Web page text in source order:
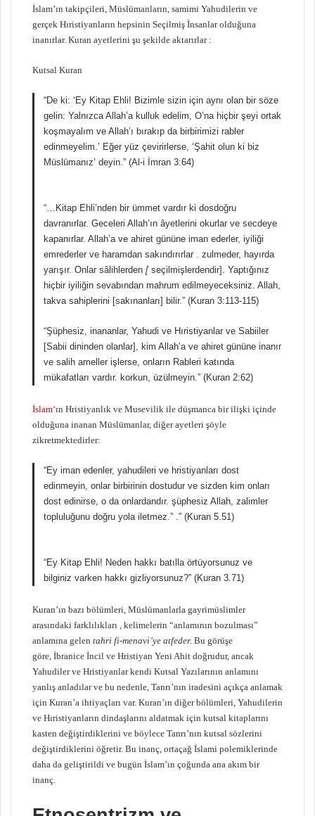
İslam’ın takipçileri, Müslümanların, samimi Yahudilerin ve
gerçek Hıristiyanların hepsinin Seçilmiş İnsanlar olduğuna
inanırlar. Kuran ayetlerini şu şekilde aktarırlar :
Kutsal Kuran
“De ki: ‘Ey Kitap Ehli! Bizimle sizin için aynı olan bir söze
gelin: Yalnızca Allah’a kulluk edelim, O’na hiçbir şeyi ortak
koşmayalım ve Allah’ı bırakıp da birbirimizi rabler
edinmeyelim.’ Eğer yüz çevirirlerse, ‘Şahit olun ki biz
Müslümanız’ deyin.” (Al-i İmran 3:64)
“…Kitap Ehli’nden bir ümmet vardır ki dosdoğru
davranırlar. Geceleri Allah’ın âyetlerini okurlar ve secdeye
kapanırlar. Allah’a ve ahiret gününe iman ederler, iyiliği
emrederler ve haramdan sakındırırlar . zulmeder, hayırda
yarışır. Onlar sâlihlerden[seçilmişlerdendir]. Yaptığınız
hiçbir iyiliğin sevabından mahrum edilmeyeceksiniz. Allah,
takva sahiplerini [sakınanları] bilir.” (Kuran 3:113-115)
“Şüphesiz, inananlar, Yahudi ve Hıristiyanlar ve Sabiiler
[Sabii dininden olanlar], kim Allah’a ve ahiret gününe inanır
ve salih ameller işlerse, onların Rableri katında
mükafatları vardır. korkun, üzülmeyin.” (Kuran 2:62)
İslam‘ın Hristiyanlık ve Musevilik ile düşmanca bir ilişki içinde
olduğuna inanan Müslümanlar, diğer ayetleri şöyle
zikretmektedirler:
“Ey iman edenler, yahudileri ve hristiyanları dost
edinmeyin, onlar birbirinin dostudur ve sizden kim onları
dost edinirse, o da onlardandır. şüphesiz Allah, zalimler
topluluğunu doğru yola iletmez.” .” (Kuran 5.51)
“Ey Kitap Ehli! Neden hakkı batılla örtüyorsunuz ve
bilginiz varken hakkı gizliyorsunuz?” (Kuran 3.71)
Kuran’ın bazı bölümleri, Müslümanlarla gayrimüslimler
arasındaki farklılıkları , kelimelerin “anlamının bozulması”
anlamına gelen tahri fi-menavi’ye atfeder. Bu görüşe
göre, İbranice İncil ve Hristiyan Yeni Ahit doğrudur, ancak
Yahudiler ve Hristiyanlar kendi Kutsal Yazılarının anlamını
yanlış anladılar ve bu nedenle, Tanrı’nın iradesini açıkça anlamak
için Kuran’a ihtiyaçları var. Kuran’ın diğer bölümleri, Yahudilerin
ve Hıristiyanların dindaşlarını aldatmak için kutsal kitaplarını
kasten değiştirdiklerini ve böylece Tanrı’nın kutsal sözlerini
değiştirdiklerini öğretir. Bu inanç, ortaçağ İslami polemiklerinde
daha da geliştirildi ve bugün İslam’ın çoğunda ana akım bir
inanç.